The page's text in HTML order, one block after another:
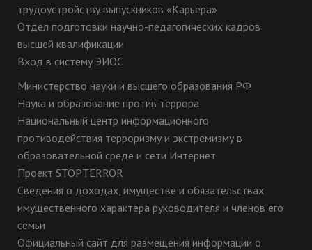
трудоустройству выпускников «Карьера»
Отдел подготовки научно-педагогических кадров
высшей квалификации
Вход в систему ЭИОС
Министерство науки и высшего образования РФ
Наука и образование против террора
Национальный центр информационного
противодействия терроризму и экстремизму в
образовательной среде и сети Интернет
Проект STOPTERROR
Сведения о доходах, имуществе и обязательствах
имущественного характера руководителя и членов его
семьи
Официальный сайт для размещения информации о